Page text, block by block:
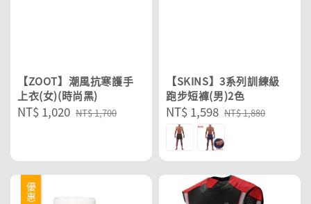
【ZOOT】潮風抗寒護手
上衣(女)(時尚黑)
Sale
NT$ 1,020 Regular
NT$ 1,700
【SKINS】3系列訓練級
跑步短褲(男)2色
Sale
price
NT$ 1,598 Regular
NT$ 1,880
優惠